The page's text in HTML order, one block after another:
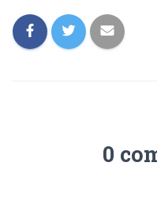
0